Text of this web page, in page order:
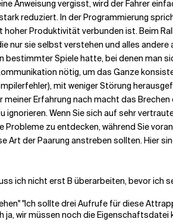
Anweisung vergisst, wird der Fahrer
reduziert. In der Programmierung
Produktivität verbunden ist. Beim
nur sie selbst verstehen und alles
Spiele hatte, bei denen man
nötig, um das Ganze
mit weniger Störung
Erfahrung nach macht das
Wenn Sie sich auf sehr
zu entdecken, während Sie
der Paarung anstreben sollten. Hier
ich nicht erst B überarbeiten, bevor ich
"Ich sollte drei Aufrufe für diese
ja, wir müssen noch die